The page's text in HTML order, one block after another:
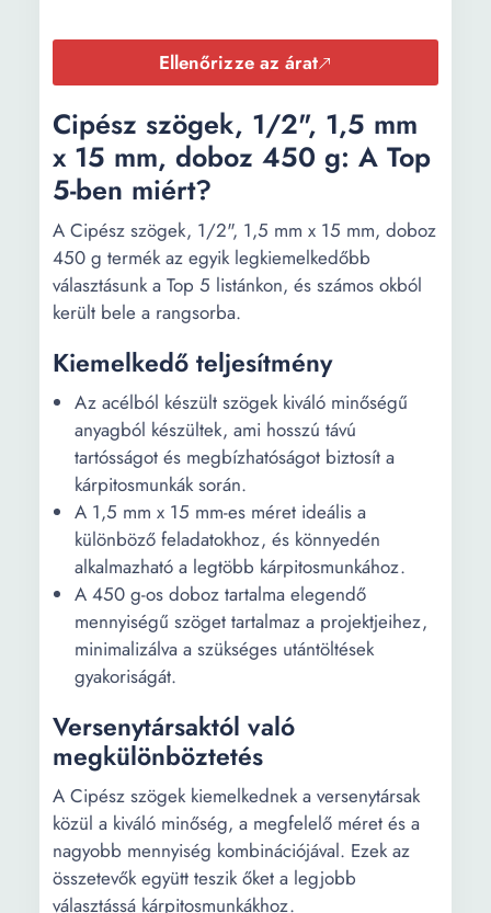
Ellenőrizze az árat
Cipész szögek, 1/2", 1,5 mm
x 15 mm, doboz 450 g: A Top
5-ben miért?
A Cipész szögek, 1/2", 1,5 mm x 15 mm, doboz
450 g termék az egyik legkiemelkedőbb
választásunk a Top 5 listánkon, és számos okból
került bele a rangsorba.
Kiemelkedő teljesítmény
Az acélból készült szögek kiváló minőségű
anyagból készültek, ami hosszú távú
tartósságot és megbízhatóságot biztosít a
kárpitosmunkák során.
A 1,5 mm x 15 mm-es méret ideális a
különböző feladatokhoz, és könnyedén
alkalmazható a legtöbb kárpitosmunkához.
A 450 g-os doboz tartalma elegendő
mennyiségű szöget tartalmaz a projektjeihez,
minimalizálva a szükséges utántöltések
gyakoriságát.
Versenytársaktól való
megkülönböztetés
A Cipész szögek kiemelkednek a versenytársak
közül a kiváló minőség, a megfelelő méret és a
nagyobb mennyiség kombinációjával. Ezek az
összetevők együtt teszik őket a legjobb
választássá kárpitosmunkákhoz.